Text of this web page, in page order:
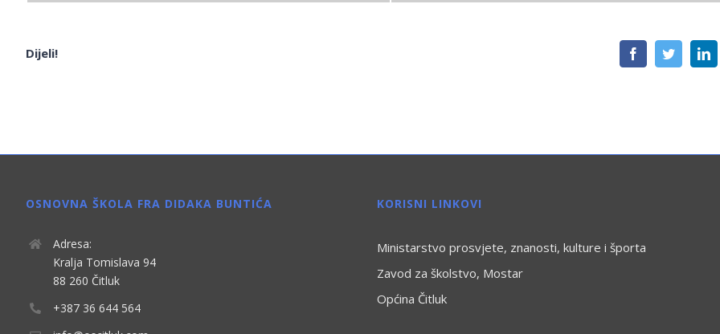
Dijeli! FacebookTwitter
OSNOVNA ŠKOLA FRA DIDAKA BUNTIĆA
Adresa:
Kralja Tomislava 94
88 260 Čitluk
+387 36 644 564
KORISNI LINKOVI
Ministarstvo prosvjete, znanosti, kulture i športa
Zavod za školstvo, Mostar
Općina Čitluk